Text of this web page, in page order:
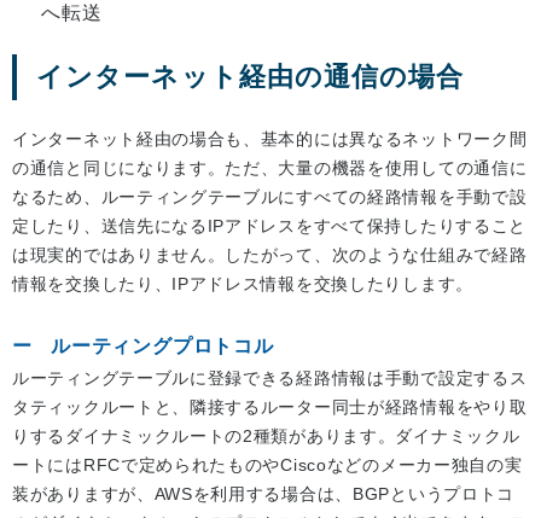
へ転送
インターネット経由の通信の場合
インターネット経由の場合も、基本的には異なるネットワーク間
の通信と同じになります。ただ、大量の機器を使用しての通信に
なるため、ルーティングテーブルにすべての経路情報を手動で設
定したり、送信先になるIPアドレスをすべて保持したりすること
は現実的ではありません。したがって、次のような仕組みで経路
情報を交換したり、IPアドレス情報を交換したりします。
ルーティングプロトコル
ルーティングテーブルに登録できる経路情報は手動で設定するス
タティックルートと、隣接するルーター同士が経路情報をやり取
りするダイナミックルートの2種類があります。ダイナミックル
ートにはRFCで定められたものやCiscoなどのメーカー独自の実
装がありますが、AWSを利用する場合は、BGPというプロトコ